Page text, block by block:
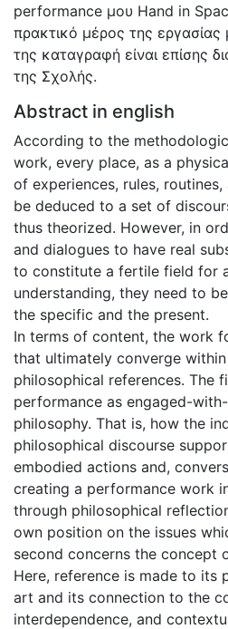
performance μου Hand in
πρακτικό μέρος της
της καταγραφή είναι επίσης
της Σχολής.
Abstract in english
According to the
work, every place, as a
of experiences, rules,
be deduced to a set of
thus theorized. However, in
and dialogues to have real
to constitute a fertile field for
understanding, they need to
the specific and the present.
In terms of content, the work
that ultimately converge
philosophical references. The
performance as engaged-
philosophy. That is, how the
philosophical discourse
embodied actions and,
creating a performance work
through philosophical
own position on the issues
second concerns the concept
Here, reference is made to its
art and its connection to the
interdependence, and